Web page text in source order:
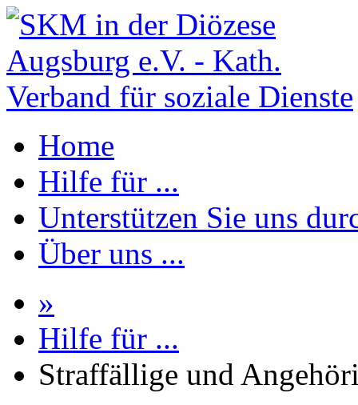
Home
Hilfe für ...
Unterstützen Sie uns
Über uns ...
»
Hilfe für ...
Straffällige und